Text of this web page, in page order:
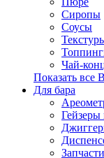
Сиропы
Соусы
Чай-
Показать все
Для бара